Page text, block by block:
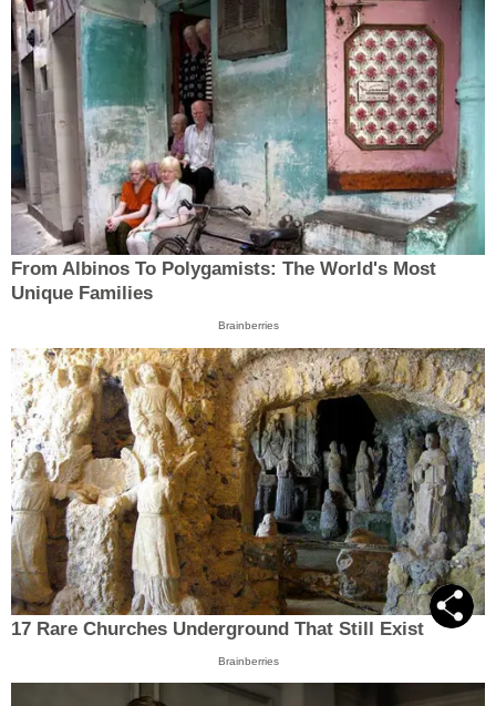
From Albinos To Polygamists: The World's Most
Unique Families
Brainberries
17 Rare Churches Underground That Still Exist
Brainberries